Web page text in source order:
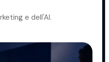
e dell'AI.